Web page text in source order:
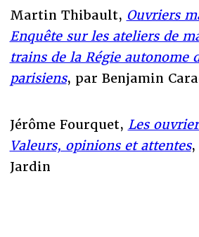
Martin Thibault, Ouvriers
Enquête sur les ateliers de
trains de la Régie autonome
parisiens, par Benjamin
Jérôme Fourquet, Les
Valeurs, opinions et attentes,
Jardin